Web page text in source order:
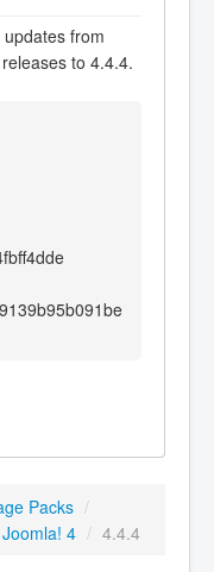
from
to 4.4.4.
Packs /
Joomla! 4 / 4.4.4